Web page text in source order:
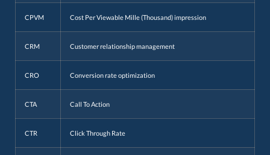
CPVM Cost Per Viewable Mille (Thousand) impression
CRM Customer relationship management
CRO Conversion rate optimization
CTA Call To Action
CTR Click Through Rate